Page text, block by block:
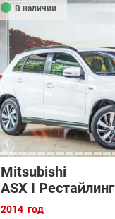
В наличии
Mitsubishi
ASX I Рестайлинг
2014 год